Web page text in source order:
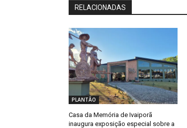
RELACIONADAS
PLANTÃO
Casa da Memória de Ivaiporã
inaugura exposição especial sobre a